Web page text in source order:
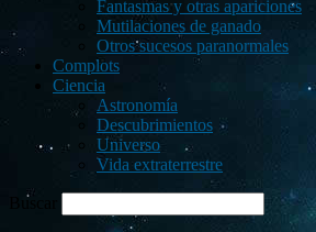
Fantasmas y otras apariciones
Mutilaciones de ganado
Otros sucesos paranormales
Complots
Ciencia
Astronomía
Descubrimientos
Universo
Vida extraterrestre
Buscar